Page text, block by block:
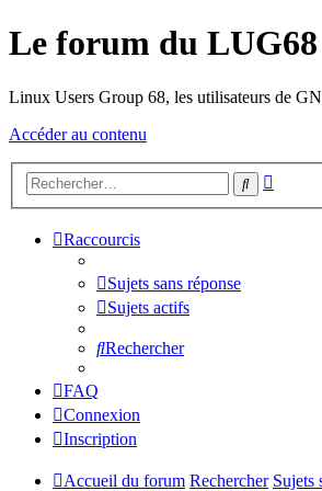
Le forum du LUG68
Linux Users Group 68, les utilisateurs de
Accéder au contenu
Rechercher
Raccourcis
Sujets sans réponse
Sujets actifs
Rechercher
FAQ
Connexion
Inscription
Accueil du forum Rechercher Sujets